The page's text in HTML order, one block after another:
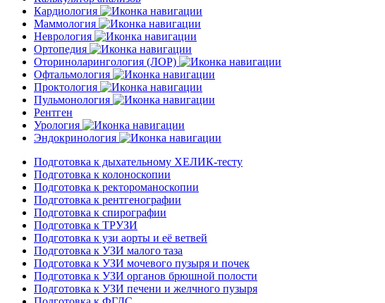
Кардиология
Маммология
Неврология
Ортопедия
Оториноларингология (ЛОР)
Офтальмология
Проктология
Пульмонология
Рентген
Урология
Эндокринология
Подготовка к дыхательному ХЕЛИК-тесту
Подготовка к колоноскопии
Подготовка к ректороманоскопии
Подготовка к рентгенографии
Подготовка к спирографии
Подготовка к ТРУЗИ
Подготовка к узи аорты и её ветвей
Подготовка к УЗИ малого таза
Подготовка к УЗИ мочевого пузыря и почек
Подготовка к УЗИ органов брюшной полости
Подготовка к УЗИ печени и желчного пузыря